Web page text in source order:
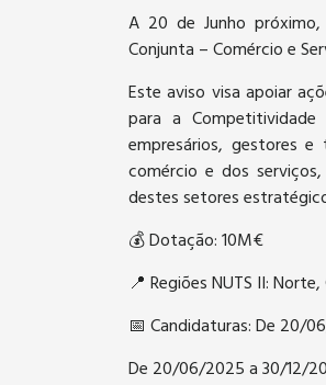
A 20 de Junho
Conjunta – Comércio e
Este aviso visa apoiar
para a
empresários, gestores
comércio e dos
destes setores
💰 Dotação: 10M€
📍 Regiões NUTS II:
📅 Candidaturas: De 20/
De 20/06/2025 a 30/12/